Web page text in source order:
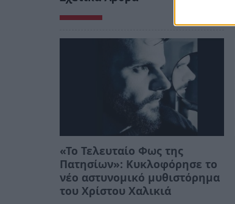
«Το Τελευταίο Φως της
Πατησίων»: Κυκλοφόρησε το
νέο αστυνομικό μυθιστόρημα
του Χρίστου Χαλικιά